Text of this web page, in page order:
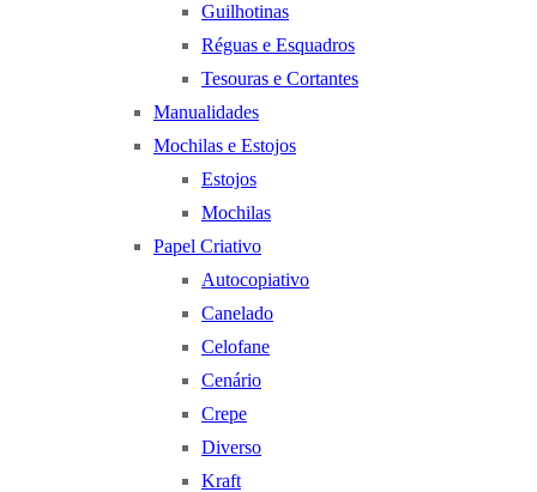
Guilhotinas
Réguas e Esquadros
Tesouras e Cortantes
Manualidades
Mochilas e Estojos
Estojos
Mochilas
Papel Criativo
Autocopiativo
Canelado
Celofane
Cenário
Crepe
Diverso
Kraft